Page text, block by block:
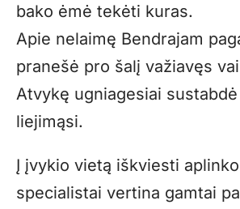
bako ėmė tekėti kuras.
Apie nelaimę Bendrajam
pranešė pro šalį važiavęs
Atvykę ugniagesiai
liejimąsi.
Į įvykio vietą iškviesti
specialistai vertina gamtai